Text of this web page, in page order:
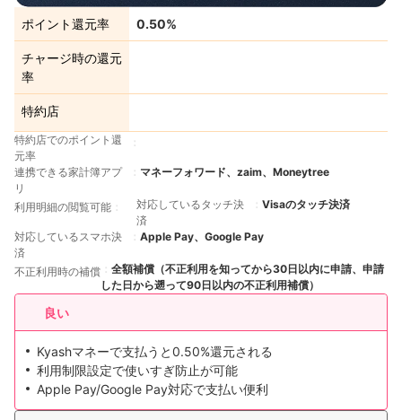
ポイント還元率 0.50%
チャージ時の還元
率
特約店
特約店でのポイント還
元率
連携できる家計簿アプ
リ
マネーフォワード、zaim、Moneytree
利用明細の閲覧可能
対応しているタッチ決
済
Visaのタッチ決済
対応しているスマホ決
済
Apple Pay、Google Pay
不正利用時の補償
全額補償（不正利用を知ってから30日以内に申請、申請
した日から遡って90日以内の不正利用補償）
良い
Kyashマネーで支払うと0.50%還元される
利用制限設定で使いすぎ防止が可能
Apple Pay/Google Pay対応で支払い便利